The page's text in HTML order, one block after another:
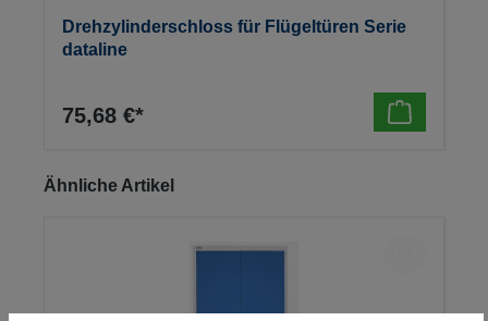
Drehzylinderschloss für Flügeltüren Serie
dataline
75,68 €*
Produktgalerie überspringen
Ähnliche Artikel